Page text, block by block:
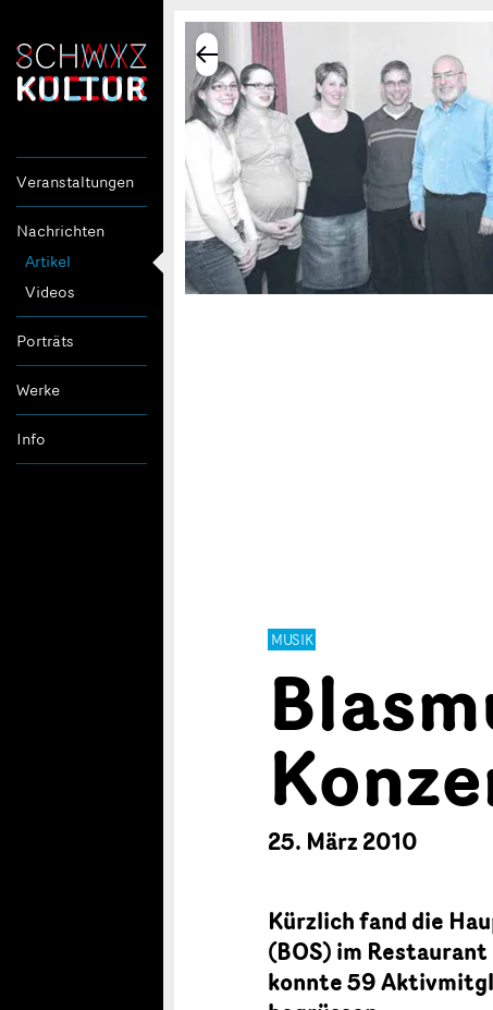
Veranstaltungen
Nachrichten
Artikel
Videos
Porträts
Werke
Info
MUSIK
25. März 2010
Kürzlich fand die
(BOS) im
konnte 59